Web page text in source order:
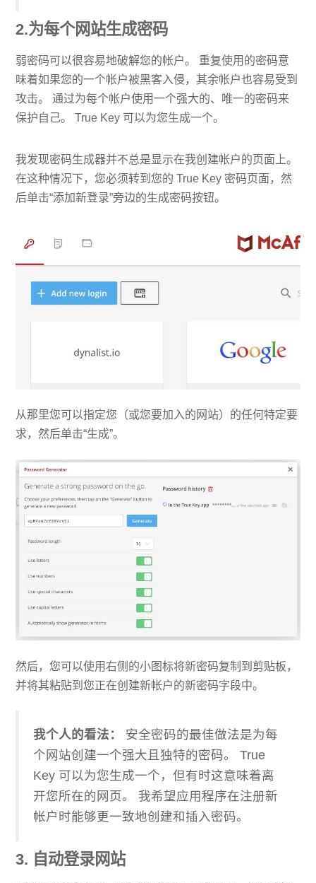
2.为每个网站生成密码
弱密码可以很容易地破解您的帐户。 重复使用的密码意
味着如果您的一个帐户被黑客入侵，其余帐户也容易受到
攻击。 通过为每个帐户使用一个强大的、唯一的密码来
保护自己。 True Key 可以为您生成一个。
我发现密码生成器并不总是显示在我创建帐户的页面上。
在这种情况下，您必须转到您的 True Key 密码页面，然
后单击“添加新登录”旁边的生成密码按钮。
从那里您可以指定您（或您要加入的网站）的任何特定要
求，然后单击“生成”。
然后，您可以使用右侧的小图标将新密码复制到剪贴板，
并将其粘贴到您正在创建新帐户的新密码字段中。
我个人的看法： 安全密码的最佳做法是为每
个网站创建一个强大且独特的密码。 True
Key 可以为您生成一个，但有时这意味着离
开您所在的网页。 我希望应用程序在注册新
帐户时能够更一致地创建和插入密码。
3. 自动登录网站